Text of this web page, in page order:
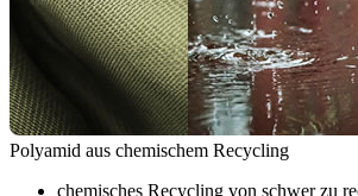
Polyamid aus chemischem Recycling
chemisches Recycling von schwer zu